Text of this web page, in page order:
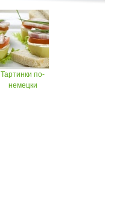
Тартинки по-
немецки